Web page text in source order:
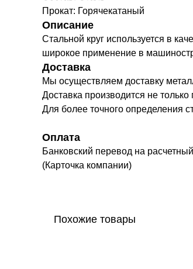
Прокат: Горячекатаный
Описание
Стальной круг используется в
широкое применение в
Доставка
Мы осуществляем доставку
Доставка производится не
Для более точного определения
Оплата
Банковский перевод на
(Карточка компании)
Похожие товары